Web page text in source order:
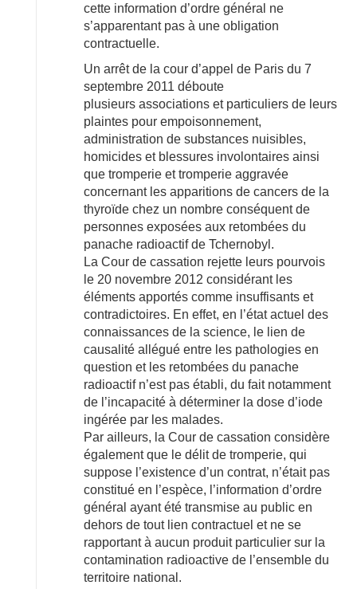
cette information d’ordre général ne
s’apparentant pas à une obligation
contractuelle.
Un arrêt de la cour d’appel de Paris du 7
septembre 2011 déboute
plusieurs associations et particuliers de leurs
plaintes pour empoisonnement,
administration de substances nuisibles,
homicides et blessures involontaires ainsi
que tromperie et tromperie aggravée
concernant les apparitions de cancers de la
thyroïde chez un nombre conséquent de
personnes exposées aux retombées du
panache radioactif de Tchernobyl.
La Cour de cassation rejette leurs pourvois
le 20 novembre 2012 considérant les
éléments apportés comme insuffisants et
contradictoires. En effet, en l’état actuel des
connaissances de la science, le lien de
causalité allégué entre les pathologies en
question et les retombées du panache
radioactif n’est pas établi, du fait notamment
de l’incapacité à déterminer la dose d’iode
ingérée par les malades.
Par ailleurs, la Cour de cassation considère
également que le délit de tromperie, qui
suppose l’existence d’un contrat, n’était pas
constitué en l’espèce, l’information d’ordre
général ayant été transmise au public en
dehors de tout lien contractuel et ne se
rapportant à aucun produit particulier sur la
contamination radioactive de l’ensemble du
territoire national.